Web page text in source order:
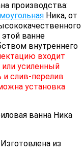
производства:
Ника, от
этой ванне
внутреннего
входит
усиленный
и слив-перелив
установка
ванна Ника
из